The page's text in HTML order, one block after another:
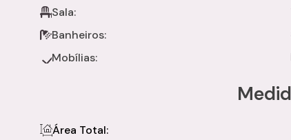
Sala:
Banheiros:
Mobílias:
Área Total: